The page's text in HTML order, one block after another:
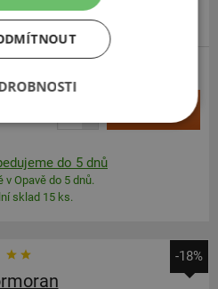
VYRÁBÍ MICHELIN V EU
–
do 5 dnů
v Opavě do 5 dnů.
sklad 15 ks.
-18%